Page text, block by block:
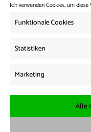
Ich verwenden Cookies, um
Funktionale Cookies
Statistiken
Marketing
Alle
Kategorie: Presse,
Beitrags-
Vorherige:
Vorheriger
Deutschlandfunk-
Nächster
Europa Brunch zu
und Natascha Strobl